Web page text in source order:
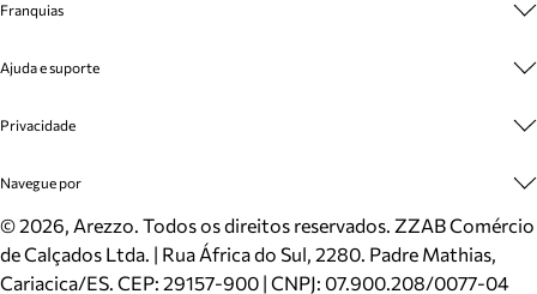
Cashback
Venda Corporativa
Mapa do Site
Inverno
Mundo Arezzo
Franquias
Plano de Negócio
Ajuda e suporte
Cadastro
Meus Pedidos
Trocas e Devoluções
Cartão Presente
Localizador de lojas
Privacidade
Politica e Privacidade
Navegue por
Sapatos
Bolsas
Scarpins
©2026, Arezzo. Todos os direitos reservados. ZZAB Comércio
de Calçados Ltda. | Rua África do Sul, 2280. Padre Mathias,
Cariacica/ES. CEP: 29157-900 | CNPJ: 07.900.208/0077-04